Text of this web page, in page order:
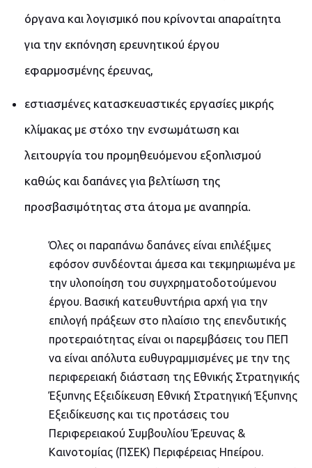
όργανα και λογισμικό που κρίνονται απαραίτητα
για την εκπόνηση ερευνητικού έργου
εφαρμοσμένης έρευνας,
εστιασμένες κατασκευαστικές εργασίες μικρής
κλίμακας με στόχο την ενσωμάτωση και
λειτουργία του προμηθευόμενου εξοπλισμού
καθώς και δαπάνες για βελτίωση της
προσβασιμότητας στα άτομα με αναπηρία.
Όλες οι παραπάνω δαπάνες είναι επιλέξιμες
εφόσον συνδέονται άμεσα και τεκμηριωμένα με
την υλοποίηση του συγχρηματοδοτούμενου
έργου. Βασική κατευθυντήρια αρχή για την
επιλογή πράξεων στο πλαίσιο της επενδυτικής
προτεραιότητας είναι οι παρεμβάσεις του ΠΕΠ
να είναι απόλυτα ευθυγραμμισμένες με την της
περιφερειακή διάσταση της Εθνικής Στρατηγικής
Έξυπνης Εξειδίκευση Εθνική Στρατηγική Έξυπνης
Εξειδίκευσης και τις προτάσεις του
Περιφερειακού Συμβουλίου Έρευνας &
Καινοτομίας (ΠΣΕΚ) Περιφέρειας Ηπείρου.